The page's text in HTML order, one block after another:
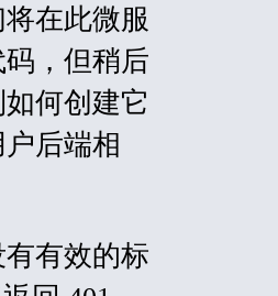
在此微服
，但稍后
何创建它
后端相
有效的标